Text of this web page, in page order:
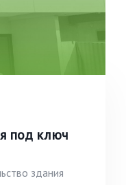
под ключ
здания